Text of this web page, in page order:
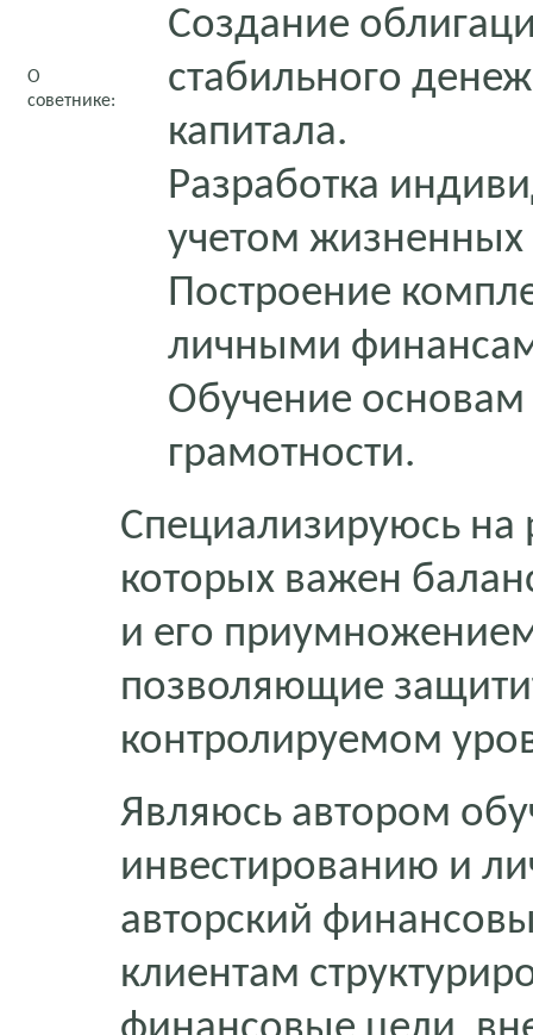
О
советнике:
Создание
стабильного
капитала.
Разработка
учетом жизненных
Построение
личными
Обучение
грамотности.
Специализируюсь на
которых важен
и его
позволяющие
контролируемом
Являюсь автором
инвестированию и
авторский
клиентам